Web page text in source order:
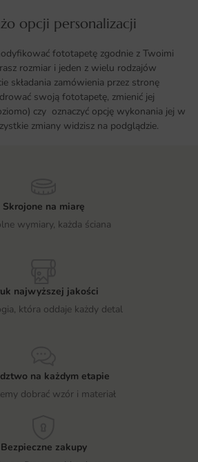
opcji personalizacji
fototapetę zgodnie z Twoimi
rozmiar i jeden z wielu rodzajów
składania zamówienia przez stronę
swoją fototapetę, zmienić jej
czy oznaczyć opcję wykonania jej w
zmiany widzisz na podglądzie.
Skrojone na miarę
wymiary, każda ściana
najwyższej jakości
która oddaje każdy detal
na każdym etapie
dobrać wzór i materiał
Bezpieczne zakupy